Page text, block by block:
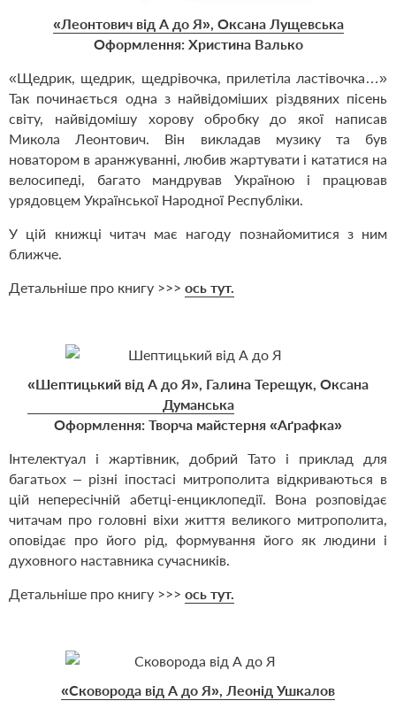
«Леонтович від А до Я», Оксана Лущевська
Оформлення: Христина Валько
«Щедрик, щедрик, щедрівочка, прилетіла ластівочка…»
Так починається одна з найвідоміших різдвяних пісень
світу, найвідомішу хорову обробку до якої написав
Микола Леонтович. Він викладав музику та був
новатором в аранжуванні, любив жартувати і кататися на
велосипеді, багато мандрував Україною і працював
урядовцем Української Народної Республіки.
У цій книжці читач має нагоду познайомитися з ним
ближче.
Детальніше про книгу >>> ось тут.
«Шептицький від А до Я», Галина Терещук, Оксана
Думанська
Оформлення: Творча майстерня «Аґрафка»
Інтелектуал і жартівник, добрий Тато і приклад для
багатьох – різні іпостасі митрополита відкриваються в
цій непересічній абетці-енциклопедії. Вона розповідає
читачам про головні віхи життя великого митрополита,
оповідає про його рід, формування його як людини і
духовного наставника сучасників.
Детальніше про книгу >>> ось тут.
«Сковорода від А до Я», Леонід Ушкалов